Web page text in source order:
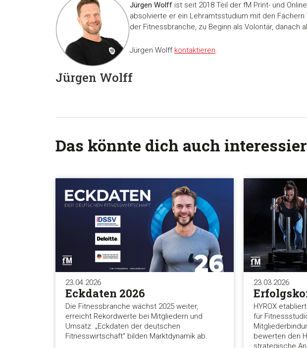
Jürgen Wolff
Jürgen Wolff ist seit 2018 Teil der fM Print- und
absolvierte er ein Lehramtsstudium mit den
der Fitnessbranche, zu Beginn als Volontär, danach
Jürgen Wolff kontaktieren.
Das könnte dich auch
23.04.2026
Eckdaten 2026
Die Fitnessbranche wächst 2025 weiter,
erreicht Rekordwerte bei Mitgliedern und
Umsatz. „Eckdaten der deutschen
Fitnesswirtschaft“ bilden Marktdynamik ab.
23.03.2026
HYROX
für
bewerten den
strategische